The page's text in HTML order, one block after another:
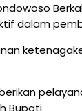
dalam
Bupati.